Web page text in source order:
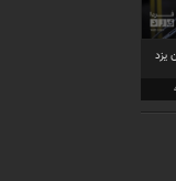
یزد